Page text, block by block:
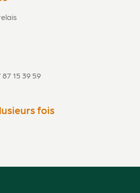
15 39 59
fois